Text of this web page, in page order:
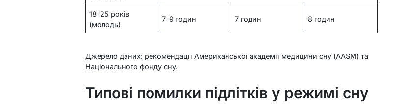
18–25 років
(молодь)
7–9 годин 7 годин 8 годин
Джерело даних: рекомендації Американської академії медицини сну (AASM) та
Національного фонду сну.
Типові помилки підлітків у режимі сну